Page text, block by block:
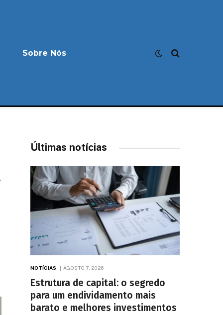
Sobre Nós
Últimas notícias
NOTÍCIAS AGOSTO 7, 2026
Estrutura de capital: o segredo
para um endividamento mais
barato e melhores investimentos